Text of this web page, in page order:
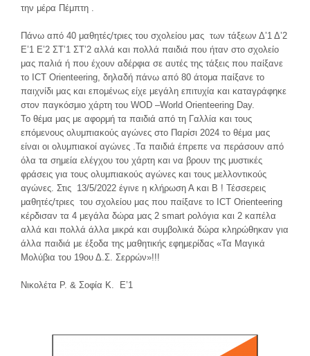
την μέρα Πέμπτη .
Πάνω από 40 μαθητές/τριες του σχολείου μας των τάξεων Δ’1 Δ’2
Ε’1 Ε’2 ΣΤ’1 ΣΤ’2 αλλά και πολλά παιδιά που ήταν στο σχολείο
μας παλιά ή που έχουν αδέρφια σε αυτές της τάξεις που παίξανε
το ICT Orienteering, δηλαδή πάνω από 80 άτομα παίξανε το
παιχνίδι μας και επομένως είχε μεγάλη επιτυχία και καταγράφηκε
στον παγκόσμιο χάρτη του WOD –World Orienteering Day.
Το θέμα μας με αφορμή τα παιδιά από τη Γαλλία και τους
επόμενους ολυμπιακούς αγώνες στο Παρίσι 2024 το θέμα μας
είναι οι ολυμπιακοί αγώνες .Τα παιδιά έπρεπε να περάσουν από
όλα τα σημεία ελέγχου του χάρτη και να βρουν της μυστικές
φράσεις για τους ολυμπιακούς αγώνες και τους μελλοντικούς
αγώνες. Στις 13/5/2022 έγινε η κλήρωση Α και Β ! Τέσσερεις
μαθητές/τριες του σχολείου μας που παίξανε το ICT Orienteering
κέρδισαν τα 4 μεγάλα δώρα μας 2 smart ρολόγια και 2 καπέλα
αλλά και πολλά άλλα μικρά και συμβολικά δώρα κληρώθηκαν για
άλλα παιδιά με έξοδα της μαθητικής εφημερίδας «Τα Μαγικά
Μολύβια του 19ου Δ.Σ. Σερρών»!!!
Νικολέτα Ρ. & Σοφία Κ. Ε’1